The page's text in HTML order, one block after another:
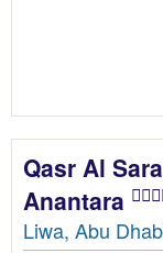
Qasr Al
Anantara
Liwa, Abu